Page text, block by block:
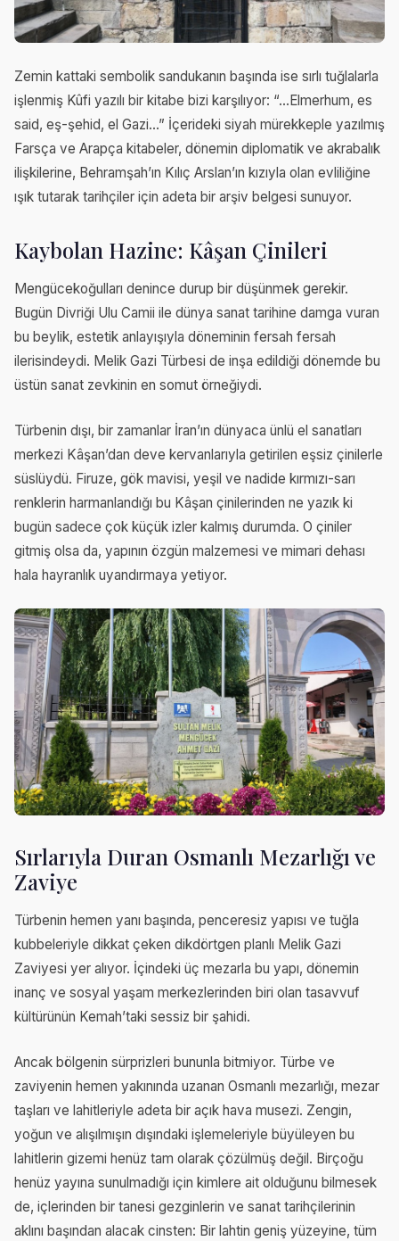
Zemin kattaki sembolik sandukanın başında ise sırlı tuğlalarla
işlenmiş Kûfi yazılı bir kitabe bizi karşılıyor: “…Elmerhum, es
said, eş-şehid, el Gazi…” İçerideki siyah mürekkeple yazılmış
Farsça ve Arapça kitabeler, dönemin diplomatik ve akrabalık
ilişkilerine, Behramşah’ın Kılıç Arslan’ın kızıyla olan evliliğine
ışık tutarak tarihçiler için adeta bir arşiv belgesi sunuyor.
Kaybolan Hazine: Kâşan Çinileri
Mengücekoğulları denince durup bir düşünmek gerekir.
Bugün Divriği Ulu Camii ile dünya sanat tarihine damga vuran
bu beylik, estetik anlayışıyla döneminin fersah fersah
ilerisindeydi. Melik Gazi Türbesi de inşa edildiği dönemde bu
üstün sanat zevkinin en somut örneğiydi.
Türbenin dışı, bir zamanlar İran’ın dünyaca ünlü el sanatları
merkezi Kâşan’dan deve kervanlarıyla getirilen eşsiz çinilerle
süslüydü. Firuze, gök mavisi, yeşil ve nadide kırmızı-sarı
renklerin harmanlandığı bu Kâşan çinilerinden ne yazık ki
bugün sadece çok küçük izler kalmış durumda. O çiniler
gitmiş olsa da, yapının özgün malzemesi ve mimari dehası
hala hayranlık uyandırmaya yetiyor.
Sırlarıyla Duran Osmanlı Mezarlığı ve
Zaviye
Türbenin hemen yanı başında, penceresiz yapısı ve tuğla
kubbeleriyle dikkat çeken dikdörtgen planlı Melik Gazi
Zaviyesi yer alıyor. İçindeki üç mezarla bu yapı, dönemin
inanç ve sosyal yaşam merkezlerinden biri olan tasavvuf
kültürünün Kemah’taki sessiz bir şahidi.
Ancak bölgenin sürprizleri bununla bitmiyor. Türbe ve
zaviyenin hemen yakınında uzanan Osmanlı mezarlığı, mezar
taşları ve lahitleriyle adeta bir açık hava musezi. Zengin,
yoğun ve alışılmışın dışındaki işlemeleriyle büyüleyen bu
lahitlerin gizemi henüz tam olarak çözülmüş değil. Birçoğu
henüz yayına sunulmadığı için kimlere ait olduğunu bilmesek
de, içlerinden bir tanesi gezginlerin ve sanat tarihçilerinin
aklını başından alacak cinsten: Bir lahtin geniş yüzeyine, tüm